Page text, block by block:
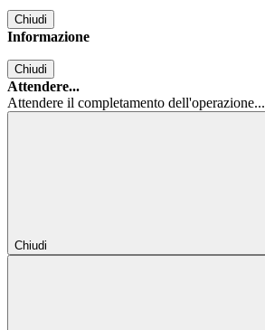
Chiudi
Informazione
Chiudi
Attendere...
Attendere il completamento dell'operazione...
Chiudi